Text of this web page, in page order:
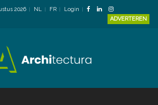
2026 NL FR
Login
ADVERTEREN